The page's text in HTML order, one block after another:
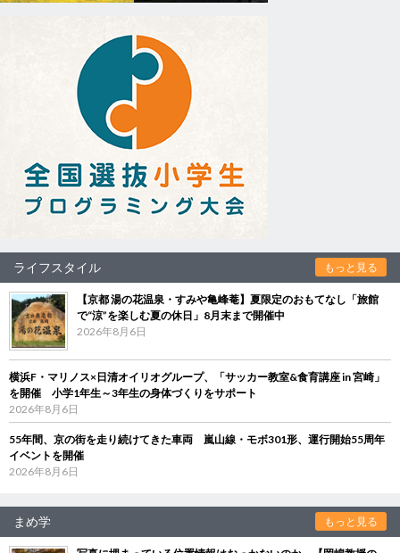
ライフスタイル もっと見る
【京都 湯の花温泉・すみや亀峰菴】夏限定のおもてなし「旅館
で“涼”を楽しむ夏の休日」8月末まで開催中
2026年8月6日
横浜F・マリノス×日清オイリオグループ、「サッカー教室&食育講座 in 宮崎」
を開催 小学1年生～3年生の身体づくりをサポート
2026年8月6日
55年間、京の街を走り続けてきた車両 嵐山線・モボ301形、運行開始55周年
イベントを開催
2026年8月6日
まめ学 もっと見る